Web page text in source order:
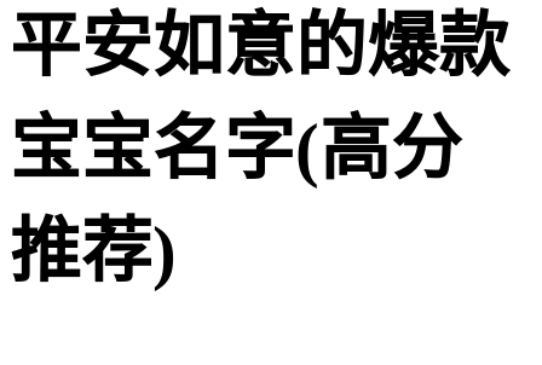
平安如意的爆款
宝宝名字(高分
推荐)